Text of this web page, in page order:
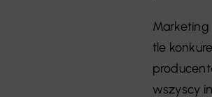
tle
wszyscy